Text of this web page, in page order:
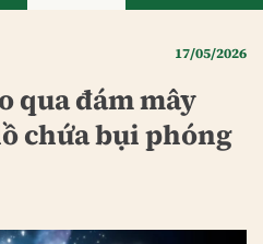
17/05/2026
qua đám mây
chứa bụi phóng